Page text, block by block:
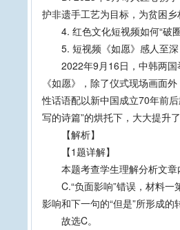
护非遗手工艺为目标，为贫困
4. 红色文化短视频如何“破圈
5. 短视频《如愿》感人至深
2022年9月16日，中韩两国
《如愿》，除了仪式现场画面
性话语配以新中国成立70年前
写的诗篇”的烘托下，大大提升
【解析】
【1题详解】
本题考查学生理解分析文章
C.“负面影响”错误，材料一
影响和下一句的“但是”所形成的
故选C。